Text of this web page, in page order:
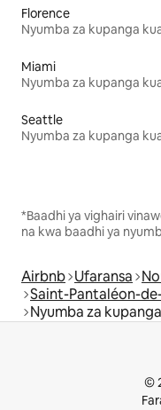
Florence
Miami
Seattle
*Baadhi ya vighairi
na kwa baadhi ya
Airbnb Ufaransa
Saint-Pantaléon-
Nyumba za
©